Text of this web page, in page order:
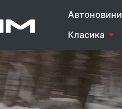
Автоновини
Класика